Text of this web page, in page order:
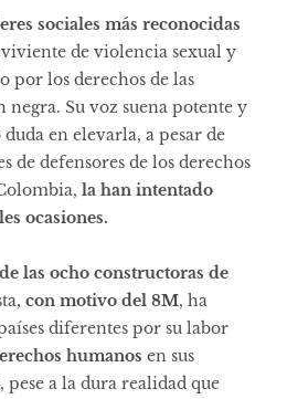
sociales más reconocidas
de violencia sexual y
por los derechos de las
Su voz suena potente y
en elevarla, a pesar de
de defensores de los derechos
la han intentado
ocasiones.
las ocho constructoras de
con motivo del 8M, ha
diferentes por su labor
humanos en sus
a la dura realidad que